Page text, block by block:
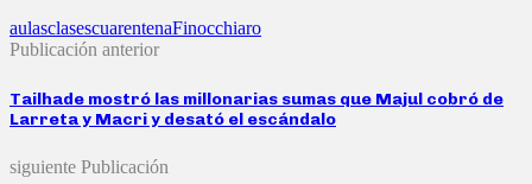
aulasclasescuarentenaFinocchiaro
Publicación anterior
Tailhade mostró las millonarias sumas que Majul cobró de
Larreta y Macri y desató el escándalo
siguiente Publicación